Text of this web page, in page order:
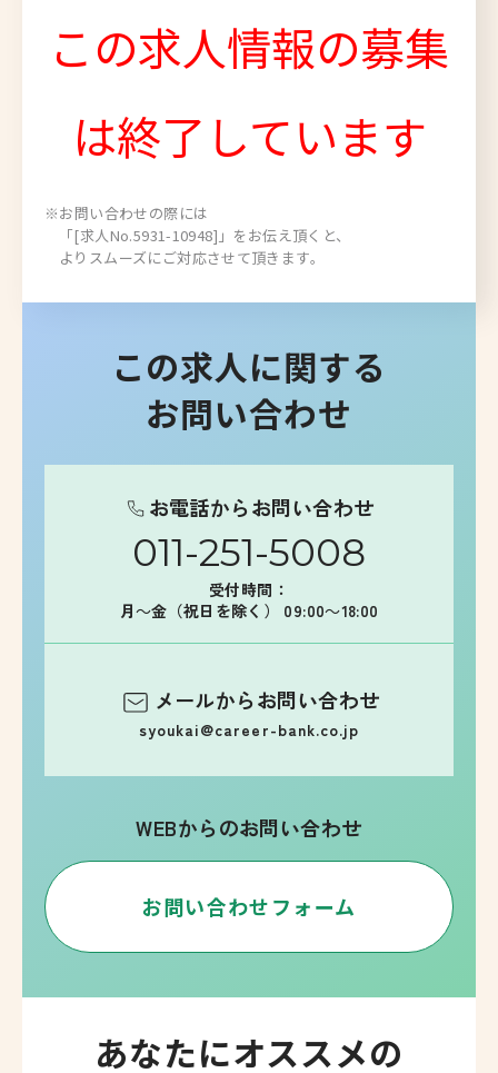
この求人情報の募集
は終了しています
※お問い合わせの際には
「[求人No.5931-10948]」をお伝え頂くと、
よりスムーズにご対応させて頂きます。
この求人に関する
お問い合わせ
お電話からお問い合わせ
011-251-5008
受付時間：
月～金（祝日を除く） 09:00～18:00
メールからお問い合わせ
syoukai@career-bank.co.jp
WEBからのお問い合わせ
お問い合わせフォーム
あなたにオススメの